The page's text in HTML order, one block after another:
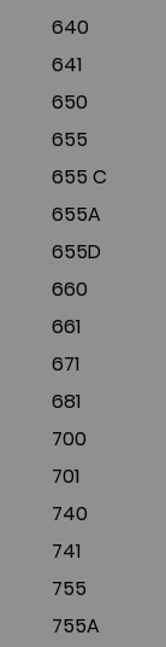
640
641
650
655
655 C
655A
655D
660
661
671
681
700
701
740
741
755
755A